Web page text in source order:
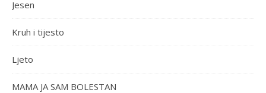
Jesen
Kruh i tijesto
Ljeto
MAMA JA SAM BOLESTAN